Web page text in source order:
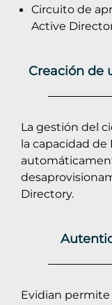
Circuito de
Active
Creación de
La gestión del
la capacidad de
Directory.
Evidian